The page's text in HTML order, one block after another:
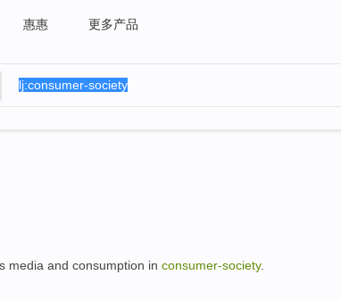
惠惠 更多产品
media and consumption in consumer-society.